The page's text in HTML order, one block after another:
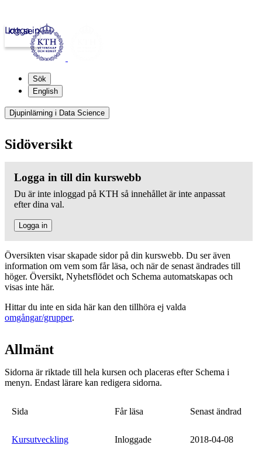
kth.se
Logga in
Sök
English
Djupinlärning i Data Science
Sidöversikt
Logga in till din kurswebb
Du är inte inloggad på KTH så innehållet är inte anpassat
efter dina val.
Logga in
Översikten visar skapade sidor på din kurswebb. Du ser även
information om vem som får läsa, och när de senast ändrades till
höger. Översikt, Nyhetsflödet och Schema automatskapas och
visas inte här.
Hittar du inte en sida här kan den tillhöra ej valda
omgångar/grupper.
Allmänt
Sidorna är riktade till hela kursen och placeras efter Schema i
menyn. Endast lärare kan redigera sidorna.
Sida Får läsa Senast ändrad
Kursutveckling Inloggade 2018-04-08